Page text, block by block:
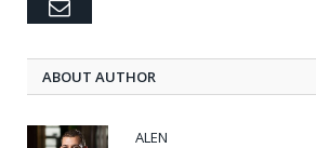
Email
ABOUT AUTHOR
ALEN